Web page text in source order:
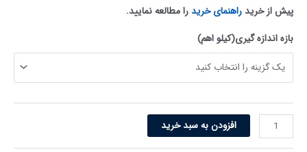
پیش از خریدراهنمای خریدرا مطالعه نمایید.
بازه اندازه گیری(کیلو اهم)
افزودن به سبد خرید